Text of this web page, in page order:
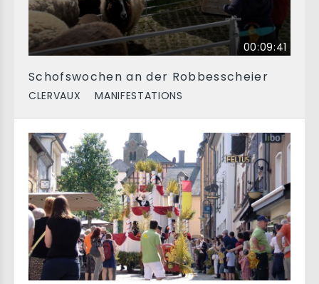
00:09:41
Schofswochen an der Robbesscheier
CLERVAUX MANIFESTATIONS